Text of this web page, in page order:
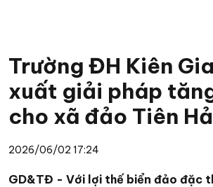
Trường ĐH Kiên
xuất giải pháp
cho xã đảo Tiên
2026/06/02 17:24
GD&TĐ - Với lợi thế biển đảo đặc